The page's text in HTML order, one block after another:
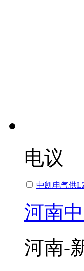
电议
中凯电气供
河南
河南-